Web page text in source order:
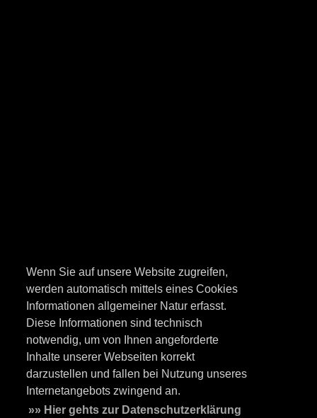
Wenn Sie auf unsere Website zugreifen,
werden automatisch mittels eines Cookies
Informationen allgemeiner Natur erfasst.
Diese Informationen sind technisch
notwendig, um von Ihnen angeforderte
Inhalte unserer Webseiten korrekt
darzustellen und fallen bei Nutzung unseres
Internetangebots zwingend an.
»» Hier gehts zur Datenschutzerklärung